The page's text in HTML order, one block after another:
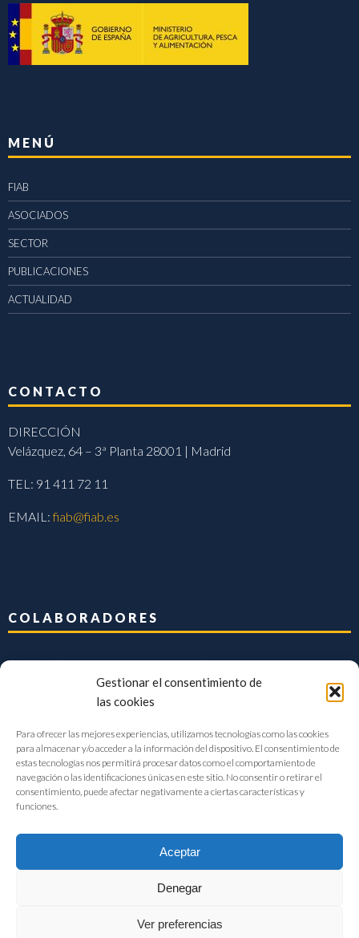
Gestionar el consentimiento de
las cookies
Para ofrecer las mejores experiencias, utilizamos tecnologías como las cookies
para almacenar y/o acceder a la información del dispositivo. El consentimiento de
estas tecnologías nos permitirá procesar datos como el comportamiento de
navegación o las identificaciones únicas en este sitio. No consentir o retirar el
consentimiento, puede afectar negativamente a ciertas características y
funciones.
Aceptar
Denegar
Ver preferencias
MENÚ
FIAB
ASOCIADOS
SECTOR
PUBLICACIONES
ACTUALIDAD
CONTACTO
DIRECCIÓN
Velázquez, 64 – 3ª Planta 28001 | Madrid
TEL: 91 411 72 11
EMAIL:fiab@fiab.es
COLABORADORES
FIAB Federación Española de Industrias de la Alimentación y Bebidas